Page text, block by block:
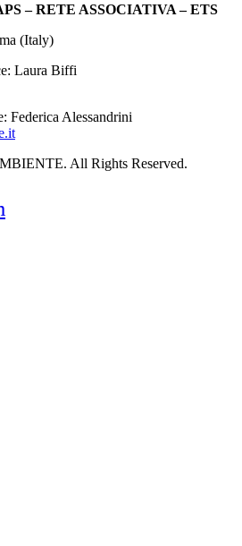
– RETE ASSOCIATIVA – ETS
(Italy)
Laura Biffi
Federica Alessandrini
All Rights Reserved.